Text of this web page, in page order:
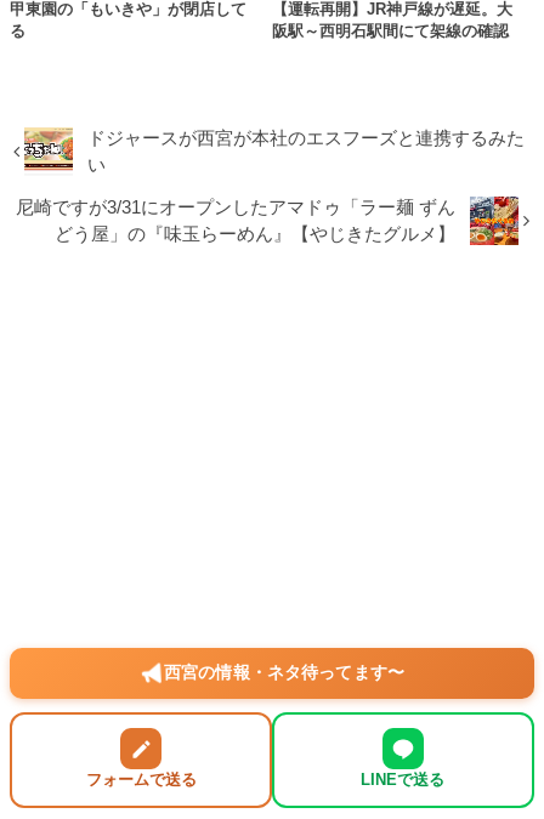
甲東園の「もいきや」が閉店して
る
【運転再開】JR神戸線が遅延。大
阪駅～西明石駅間にて架線の確認
ドジャースが西宮が本社のエスフーズと連携するみた
い
尼崎ですが3/31にオープンしたアマドゥ「ラー麺 ずん
どう屋」の『味玉らーめん』【やじきたグルメ】
西宮の情報・ネタ待ってます〜
フォームで送る LINEで送る